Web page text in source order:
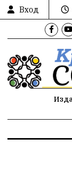
Вход